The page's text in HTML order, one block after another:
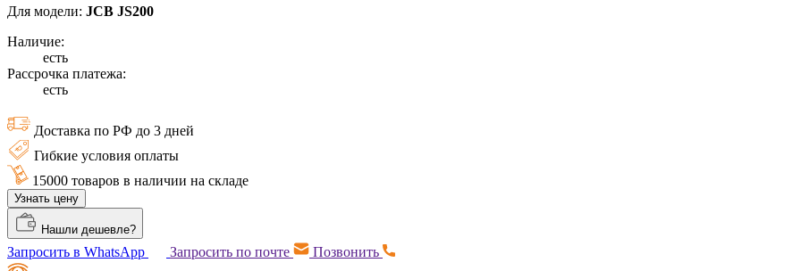
Для модели: JCB JS200
Наличие:
есть
Рассрочка платежа:
есть
Доставка по РФ до 3 дней
Гибкие условия оплаты
15000 товаров в наличии на складе
Узнать цену
Нашли дешевле?
Запросить в WhatsApp Запросить по почте
Позвонить